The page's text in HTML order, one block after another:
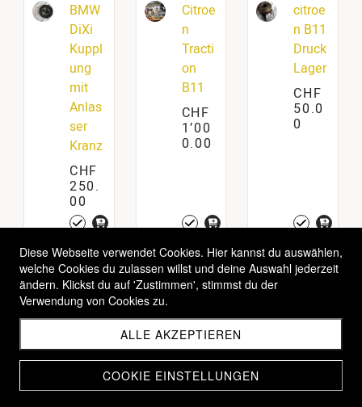
BMW
DiXi
Kuppl
ung
mit
Anlas
ser
Kranz
CHF
250.
00
Citroe
n
Tracti
on
B11
CHF
1’00
0.00
citroe
n B11
Druck
Lager
CHF
50.0
0
1 2 3 4 ... 9
Diese Webseite verwendet Cookies. Hier kannst du auswählen,
welche Cookies du zulassen willst und deine Auswahl jederzeit
ändern. Klickst du auf 'Zustimmen', stimmst du der
Verwendung von Cookies zu.
ALLE AKZEPTIEREN
COOKIE EINSTELLUNGEN